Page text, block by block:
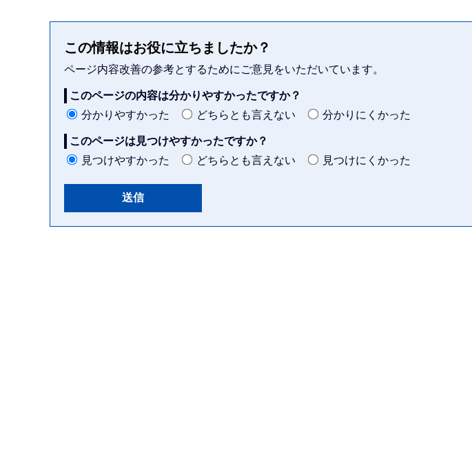
この情報はお役に立ちましたか？
ページ内容改善の参考とするためにご意見をいただいています。
このページの内容は分かりやすかったですか？
分かりやすかった
どちらとも言えない 分かりにくかった
このページは見つけやすかったですか？
見つけやすかった
どちらとも言えない 見つけにくかった